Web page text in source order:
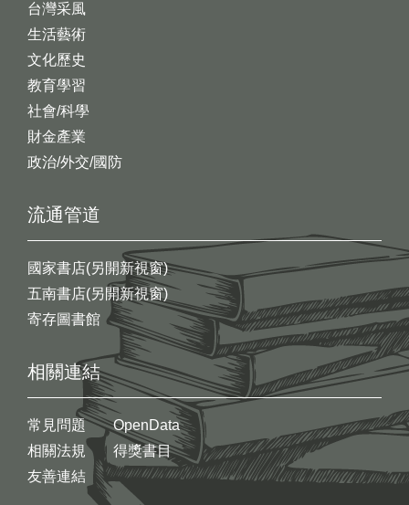
台灣采風
生活藝術
文化歷史
教育學習
社會/科學
財金產業
政治/外交/國防
流通管道
國家書店(另開新視窗)
五南書店(另開新視窗)
寄存圖書館
相關連結
常見問題
相關法規
友善連結
OpenData
得獎書目